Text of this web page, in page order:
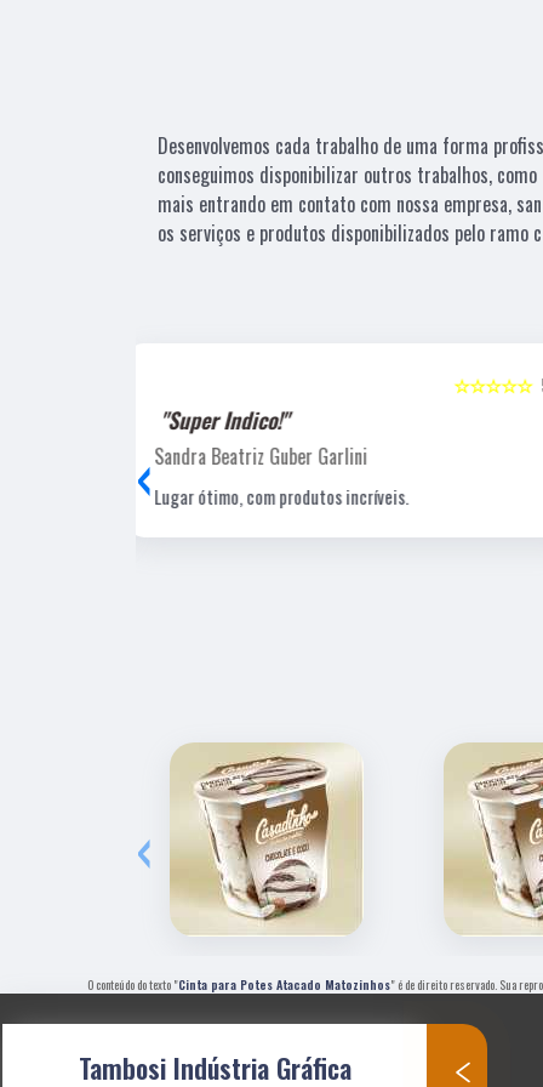
Desenvolvemos cada trabalho de uma forma
conseguimos disponibilizar outros trabalhos, como
mais entrando em contato com nossa empresa,
os serviços e produtos disponibilizados pelo ramo
☆☆☆☆☆
"Recomendo!!"
Laucio Evaristo
Uma gráfica de excelente qualidade, com pessoal
‹
‹
O conteúdo do texto "Cinta para Potes Atacado Matozinhos" é de direito reservado. Sua
Tambosi Indústria Gráfica